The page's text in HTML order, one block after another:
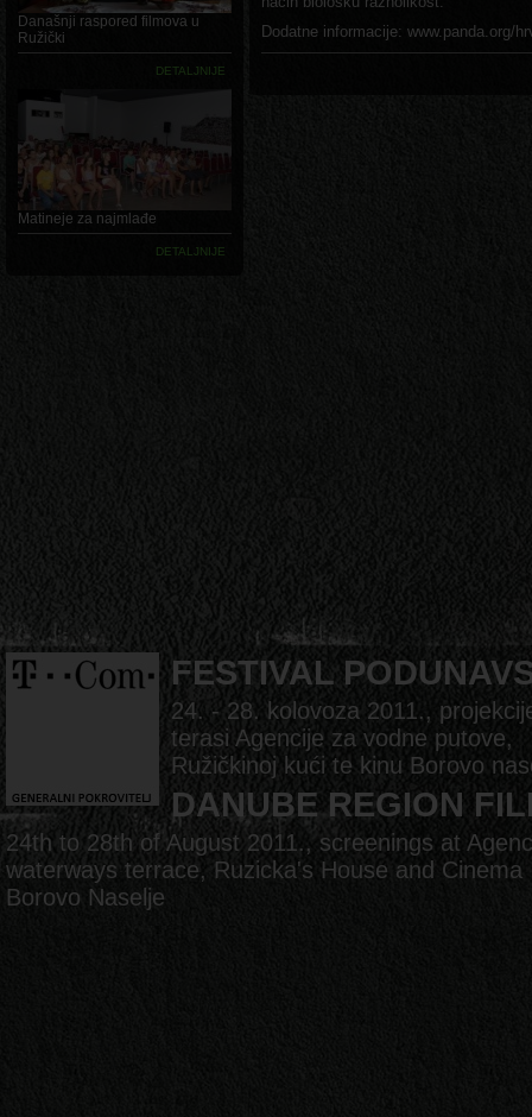
Današnji raspored filmova u
Ružički
DETALJNIJE
Matineje za najmlađe
DETALJNIJE
Dodatne informacije: www.panda.org/
FESTIVAL
24. - 28. kolovoza 2011.,
terasi Agencije za vodne putove,
Ružičkinoj kući te kinu Borovo
DANUBE REGION
24th to 28th of August 2011., screenings at
waterways terrace, Ruzicka's House and Cinema
Borovo Naselje